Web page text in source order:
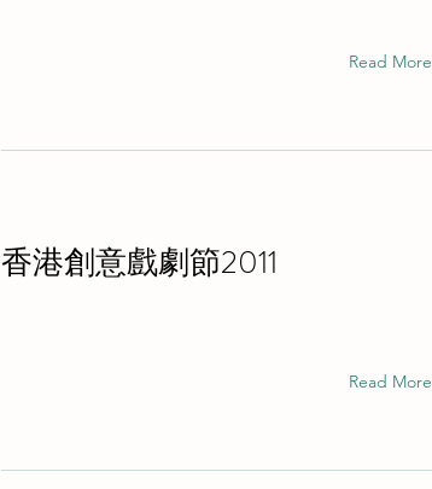
Read More
香港創意戲劇節2011
Read More